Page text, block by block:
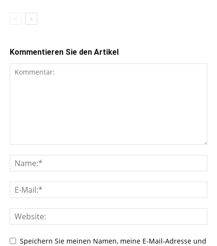
Kommentieren Sie den Artikel
Speichern Sie meinen Namen, meine E-Mail-Adresse und